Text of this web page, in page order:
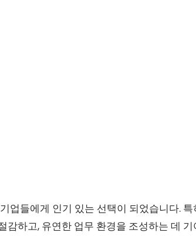
업들에게 인기 있는 선택이 되었습니다.
하고, 유연한 업무 환경을 조성하는 데